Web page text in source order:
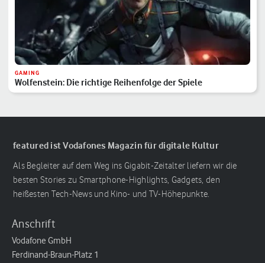
GAMING
Wolfenstein: Die richtige Reihenfolge der Spiele
featured ist Vodafones Magazin für digitale Kultur
Als Begleiter auf dem Weg ins Gigabit-Zeitalter liefern wir die
besten Stories zu Smartphone-Highlights, Gadgets, den
heißesten Tech-News und Kino- und TV-Höhepunkte.
Anschrift
Vodafone GmbH
Ferdinand-Braun-Platz 1